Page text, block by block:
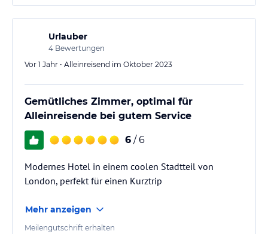
Urlauber
4 Bewertungen
Vor 1 Jahr • Alleinreisend im Oktober 2023
Gemütliches Zimmer, optimal für
Alleinreisende bei gutem Service
6 / 6
Modernes Hotel in einem coolen Stadtteil von
London, perfekt für einen Kurztrip
Mehr anzeigen
Meilengutschrift erhalten